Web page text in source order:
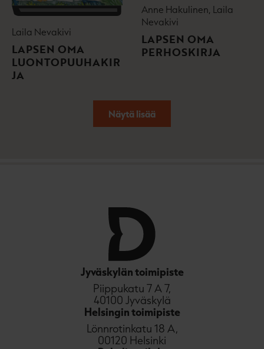
Laila Nevakivi
LAPSEN OMA
LUONTOPUUHAKIR
JA
Anne Hakulinen, Laila
Nevakivi
LAPSEN OMA
PERHOSKIRJA
Näytä lisää
Jyväskylän toimipiste
Piippukatu 7 A 7,
40100 Jyväskylä
Helsingin toimipiste
Lönnrotinkatu 18 A,
00120 Helsinki